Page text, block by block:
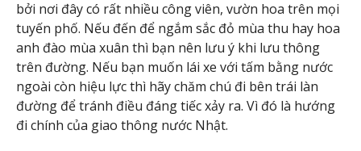
bởi nơi đây có rất nhiều công viên, vườn hoa trên mọi
tuyến phố. Nếu đến để ngắm sắc đỏ mùa thu hay hoa
anh đào mùa xuân thì bạn nên lưu ý khi lưu thông
trên đường. Nếu bạn muốn lái xe với tấm bằng nước
ngoài còn hiệu lực thì hãy chăm chú đi bên trái làn
đường để tránh điều đáng tiếc xảy ra. Vì đó là hướng
đi chính của giao thông nước Nhật.